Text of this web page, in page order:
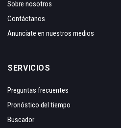
Sobre nosotros
Contáctanos
Anunciate en nuestros medios
SERVICIOS
Preguntas frecuentes
Pronóstico del tiempo
Buscador